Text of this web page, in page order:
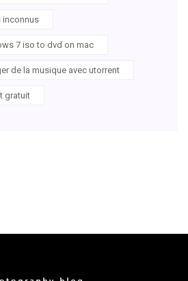
inconnus
7 iso to dvd on mac
de la musique avec utorrent
gratuit